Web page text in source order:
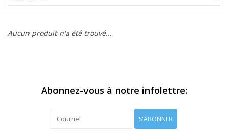
Aucun produit n'a été trouvé...
Abonnez-vous à notre infolettre:
S'ABONNER